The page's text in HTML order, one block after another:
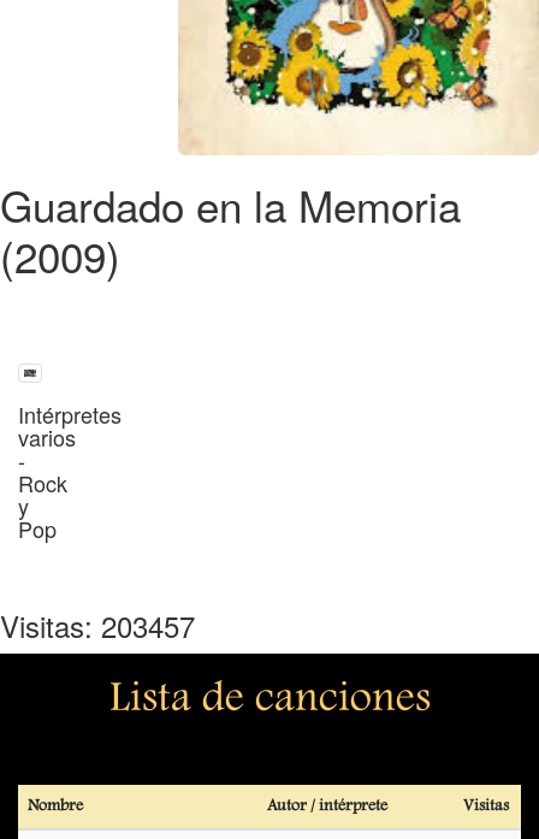
Guardado en la Memoria
(2009)
Intérpretes
varios
-
Rock
y
Pop
Visitas: 203457
Lista de canciones
Nombre Autor / intérprete Visitas